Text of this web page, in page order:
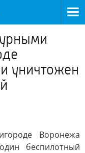
уничтожен
Воронежа
беспилотный